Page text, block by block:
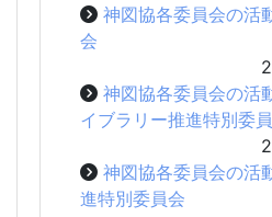
神図協各委員会の活
会
神図協各委員会の活
イブラリー推進特別委
神図協各委員会の活
進特別委員会